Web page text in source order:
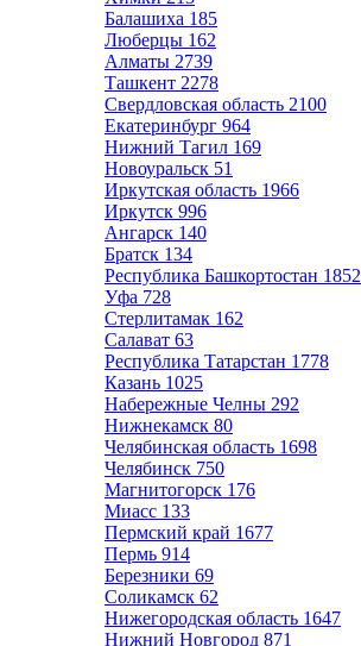
Балашиха 185
Люберцы 162
Алматы 2739
Ташкент 2278
Свердловская область 2100
Екатеринбург 964
Нижний Тагил 169
Новоуральск 51
Иркутская область 1966
Иркутск 996
Ангарск 140
Братск 134
Республика Башкортостан 1852
Уфа 728
Стерлитамак 162
Салават 63
Республика Татарстан 1778
Казань 1025
Набережные Челны 292
Нижнекамск 80
Челябинская область 1698
Челябинск 750
Магнитогорск 176
Миасс 133
Пермский край 1677
Пермь 914
Березники 69
Соликамск 62
Нижегородская область 1647
Нижний Новгород 871